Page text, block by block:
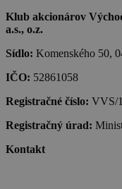
Klub akcionárov
a.s., o.z.
Sídlo: Komenského 50,
IČO: 52861058
Registračné číslo: VVS/
Registračný úrad:
Kontakt